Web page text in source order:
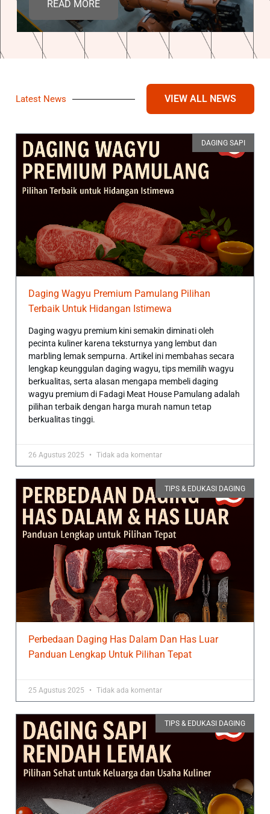
READ MORE
Latest News VIEW ALL NEWS
DAGING SAPI
Daging Wagyu Premium Pamulang Pilihan
Terbaik Untuk Hidangan Istimewa
Daging wagyu premium kini semakin diminati oleh
pecinta kuliner karena teksturnya yang lembut dan
marbling lemak sempurna. Artikel ini membahas secara
lengkap keunggulan daging wagyu, tips memilih wagyu
berkualitas, serta alasan mengapa membeli daging
wagyu premium di Fadagi Meat House Pamulang adalah
pilihan terbaik dengan harga murah namun tetap
berkualitas tinggi.
26 Agustus 2025 Tidak ada komentar
TIPS & EDUKASI DAGING
Perbedaan Daging Has Dalam Dan Has Luar
Panduan Lengkap Untuk Pilihan Tepat
25 Agustus 2025 Tidak ada komentar
TIPS & EDUKASI DAGING